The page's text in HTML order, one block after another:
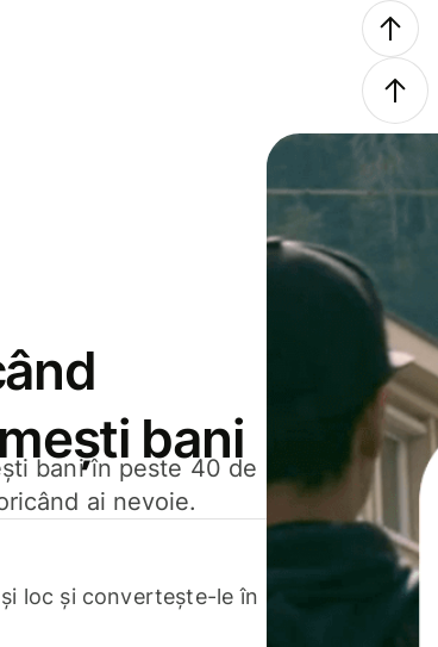
bani
bani în peste 40 de
ai nevoie.
loc și convertește-le în